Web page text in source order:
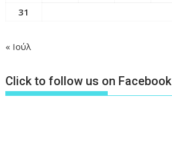
31
« Ιούλ
Click to follow us on Facebook